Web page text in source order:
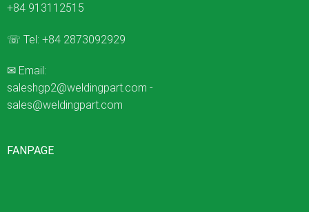
+84 913112515
☏ Tel: +84 2873092929
✉ Email:
saleshgp2@weldingpart.com -
sales@weldingpart.com
FANPAGE